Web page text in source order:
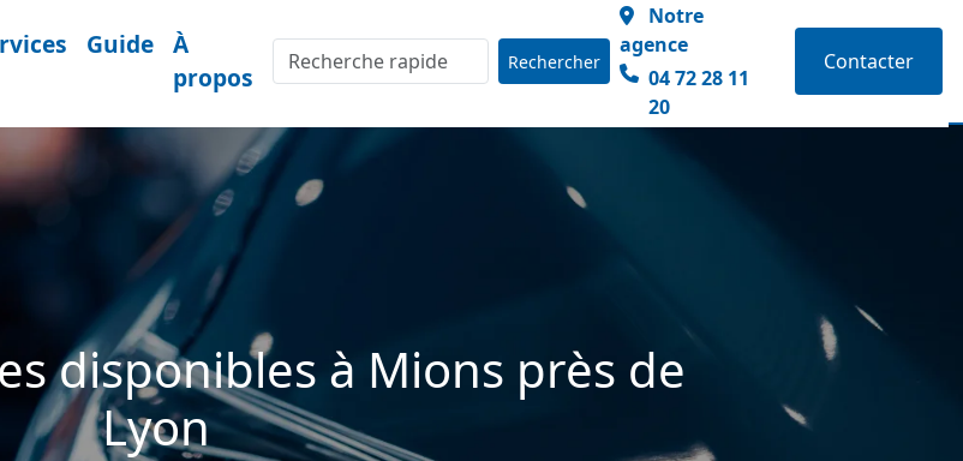
Guide
À
propos
Rechercher
Notre
agence
04 72 28 11
20
Contacter
disponibles à Mions près de
Lyon